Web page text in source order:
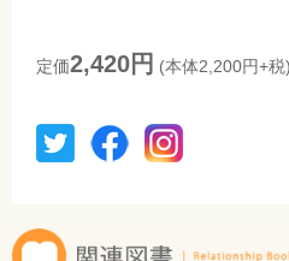
定価2,420円 (本体2,200円+税)